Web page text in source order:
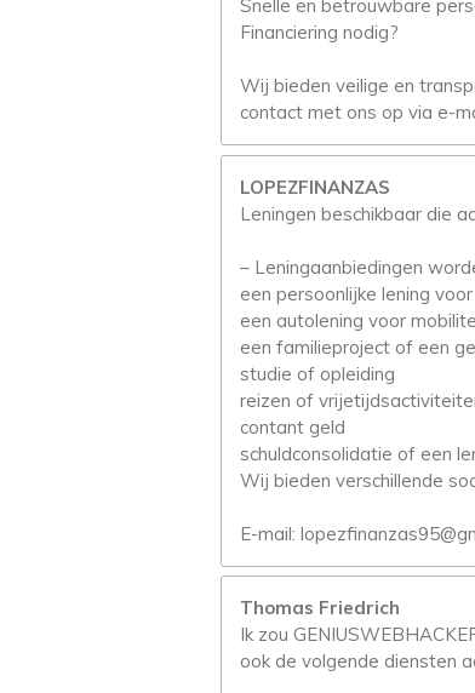
n
Snelle en betrouwbare
Financiering nodig?
Wij bieden veilige en
contact met ons op via e-
LOPEZFINANZAS
Leningen beschikbaar die
– Leningaanbiedingen
een persoonlijke lening
een autolening voor
een familieproject of een
studie of opleiding
reizen of
contant geld
schuldconsolidatie of een
Wij bieden verschillende
E-mail:
Thomas Friedrich
Ik zou
ook de volgende diensten